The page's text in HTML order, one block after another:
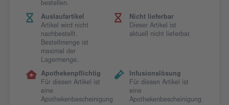
bestellen.
Auslaufartikel
Artikel wird nicht
nachbestellt.
Bestellmenge ist
maximal der
Lagermenge.
Nicht lieferbar
Dieser Artikel ist
aktuell nicht lieferbar.
Apothekenpflichtig
Für diesen Artikel ist
eine
Apothekenbescheinigung
Infusionslösung
Für diesen Artikel ist
eine
Apothekenbescheinigung